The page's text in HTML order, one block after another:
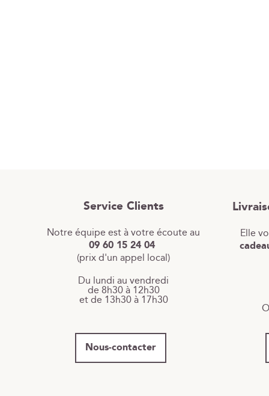
Service Clients
Notre équipe est à votre écoute au
09 60 15 24 04
(prix d'un appel local)
Du lundi au vendredi
de 8h30 à 12h30
et de 13h30 à 17h30
Nous-contacter
Elle